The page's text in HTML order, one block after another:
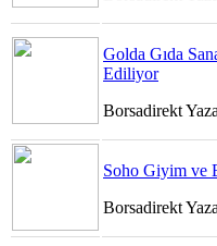
Golda Gıda
Ediliyor
Borsadirekt
Soho Giyim ve
Borsadirekt